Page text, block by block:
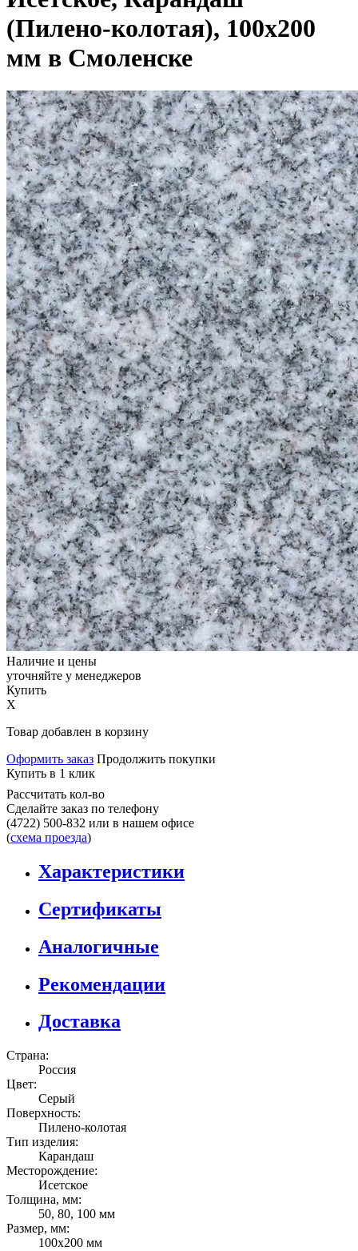
(Пилено-колотая), 100х200
мм в Смоленске
Наличие и цены
уточняйте у менеджеров
Купить
X
Товар добавлен в корзину
Оформить заказ Продолжить покупки
Купить в 1 клик
Рассчитать кол-во
Сделайте заказ по телефону
(4722) 500-832 или в нашем офисе
(схема проезда)
Характеристики
Сертификаты
Аналогичные
Рекомендации
Доставка
Страна:
Россия
Цвет:
Серый
Поверхность:
Пилено-колотая
Тип изделия:
Карандаш
Месторождение:
Исетское
Толщина, мм:
50, 80, 100 мм
Размер, мм:
100x200 мм